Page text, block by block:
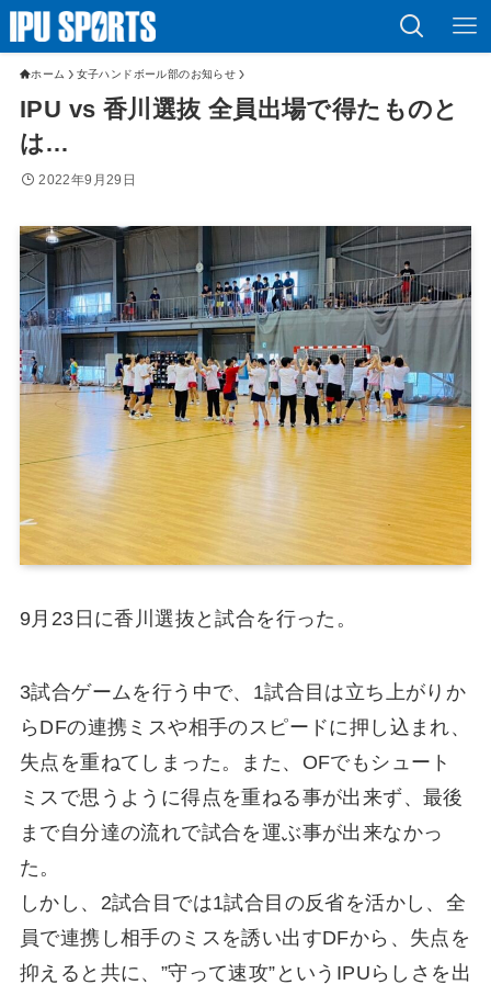
ホーム 女子ハンドボール部のお知らせ
IPU vs 香川選抜 全員出場で得たものと
は…
2022年9月29日
9月23日に香川選抜と試合を行った。
3試合ゲームを行う中で、1試合目は立ち上がりか
らDFの連携ミスや相手のスピードに押し込まれ、
失点を重ねてしまった。また、OFでもシュート
ミスで思うように得点を重ねる事が出来ず、最後
まで自分達の流れで試合を運ぶ事が出来なかっ
た。
しかし、2試合目では1試合目の反省を活かし、全
員で連携し相手のミスを誘い出すDFから、失点を
抑えると共に、”守って速攻”というIPUらしさを出